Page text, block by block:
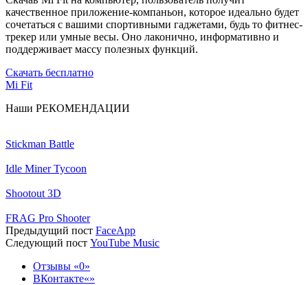
качественное приложение-компаньон, которое идеально будет
сочетаться с вашими спортивными гаджетами, будь то фитнес-
трекер или умные весы. Оно лаконично, информативно и
поддерживает массу полезных функций.
Скачать бесплатно
Mi Fit
Наши РЕКОМЕНДАЦИИ
Stickman Battle
Idle Miner Tycoon
Shootout 3D
FRAG Pro Shooter
Предыдущий пост FaceApp
Следующий пост YouTube Music
Отзывы
0
ВКонтакте